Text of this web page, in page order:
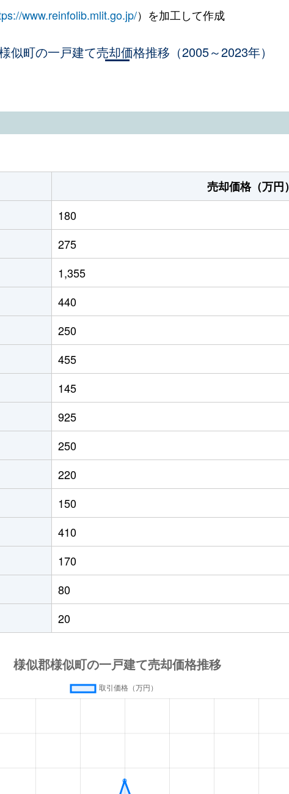
www.reinfolib.mlit.go.jp/）を加工して作成
似町の一戸建て売却価格推移（2005～2023年）
売却価格（万円）
180
275
1,355
440
250
455
145
925
250
220
150
410
170
80
20